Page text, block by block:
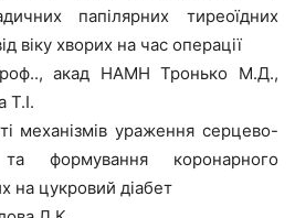
папілярних тиреоїдних
віку хворих на час операції
акад НАМН Тронько М.Д.,
Т.І.
механізмів ураження серцево-
формування коронарного
на цукровий діабет